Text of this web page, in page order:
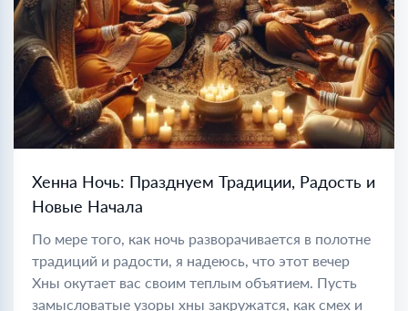
Хенна Ночь: Празднуем Традиции, Радость и
Новые Начала
По мере того, как ночь разворачивается в полотне
традиций и радости, я надеюсь, что этот вечер
Хны окутает вас своим теплым объятием. Пусть
замысловатые узоры хны закружатся, как смех и